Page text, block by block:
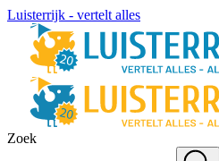
Luisterrijk - vertelt alles
Zoek